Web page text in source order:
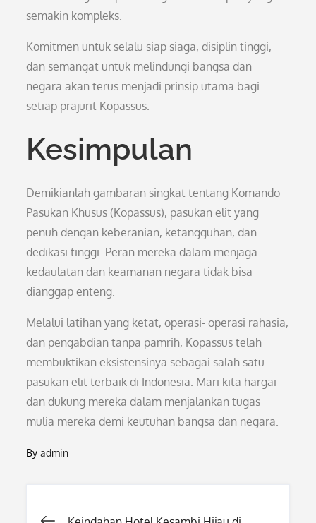
semakin kompleks.
Komitmen untuk selalu siap siaga, disiplin tinggi,
dan semangat untuk melindungi bangsa dan
negara akan terus menjadi prinsip utama bagi
setiap prajurit Kopassus.
Kesimpulan
Demikianlah gambaran singkat tentang Komando
Pasukan Khusus (Kopassus), pasukan elit yang
penuh dengan keberanian, ketangguhan, dan
dedikasi tinggi. Peran mereka dalam menjaga
kedaulatan dan keamanan negara tidak bisa
dianggap enteng.
Melalui latihan yang ketat, operasi- operasi rahasia,
dan pengabdian tanpa pamrih, Kopassus telah
membuktikan eksistensinya sebagai salah satu
pasukan elit terbaik di Indonesia. Mari kita hargai
dan dukung mereka dalam menjalankan tugas
mulia mereka demi keutuhan bangsa dan negara.
Byadmin